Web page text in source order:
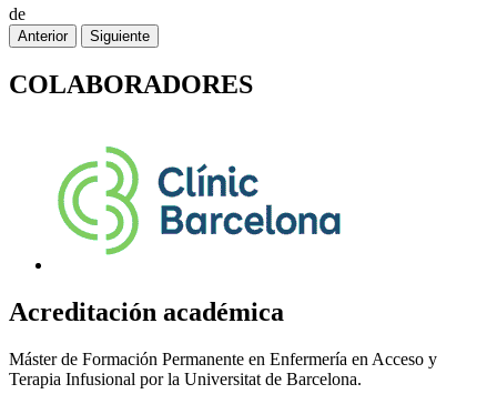
de
Anterior Siguiente
COLABORADORES
Acreditación académica
Máster de Formación Permanente en Enfermería en Acceso y
Terapia Infusional por la Universitat de Barcelona.